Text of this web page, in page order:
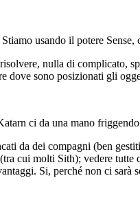
Stiamo usando il potere
nulla di complicato,
dove sono posizionati gli
ci da una mano
da dei compagni (ben
cui molti Sith); vedere
Si, perché non ci sarà